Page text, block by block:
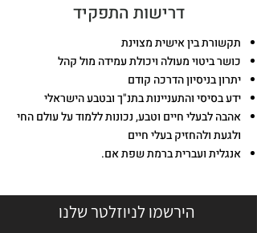
דרישות התפקיד
תקשורת בין אישית מצוינת
כושר ביטוי מעולה ויכולת עמידה מול קהל
יתרון בניסיון הדרכה קודם
ידע בסיסי והתעניינות בתנ"ך ובטבע הישראלי
אהבה לבעלי חיים וטבע, נכונות ללמוד על עולם החי
ולגעת ולהחזיק בעלי חיים
אנגלית ועברית ברמת שפת אם.
הירשמו לניוזלטר שלנו